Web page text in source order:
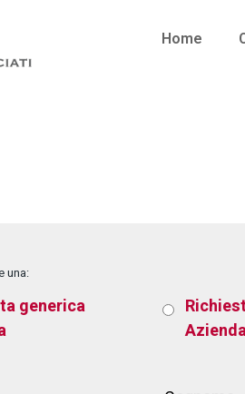
Home
for provided query parameters.
una:
generica